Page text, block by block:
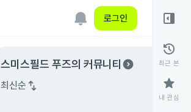
로그인
스미스필드 푸즈의 커뮤니티 expand_circle_right
최신순 swap_vert
right_panel_open
history
최근 본
star
내 관심